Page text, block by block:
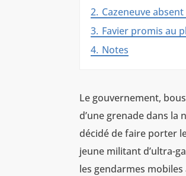
2. Cazeneuve
3. Favier promis au
4. Notes
Le gouvernement,
d’une grenade dans
décidé de faire porter
jeune militant d’ultra-
les gendarmes